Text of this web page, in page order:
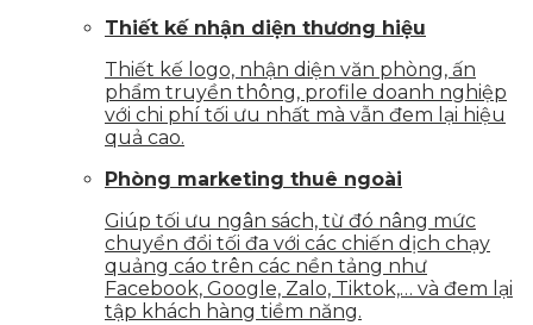
Thiết kế nhận diện thương hiệu
Thiết kế logo, nhận diện văn phòng, ấn
phẩm truyền thông, profile doanh nghiệp
với chi phí tối ưu nhất mà vẫn đem lại hiệu
quả cao.
Phòng marketing thuê ngoài
Giúp tối ưu ngân sách, từ đó nâng mức
chuyển đổi tối đa với các chiến dịch chạy
quảng cáo trên các nền tảng như
Facebook, Google, Zalo, Tiktok,… và đem lại
tập khách hàng tiềm năng.